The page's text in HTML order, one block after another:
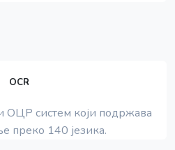
OCR
ОЦР систем који подржава
преко 140 језика.